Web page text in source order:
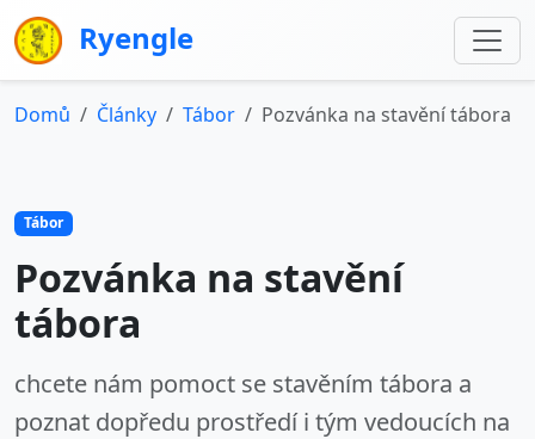
Ryengle
Domů Články Tábor Pozvánka na stavění tábora
Tábor
Pozvánka na stavění
tábora
chcete nám pomoct se stavěním tábora a
poznat dopředu prostředí i tým vedoucích na